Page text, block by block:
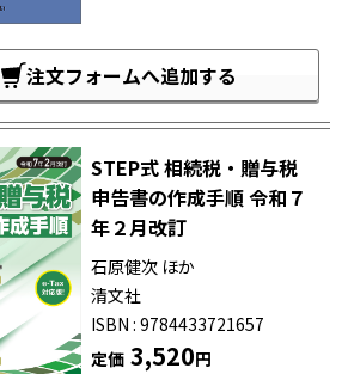
注文フォームへ追加する
STEP式 相続税・贈与税
申告書の作成手順 令和７
年２月改訂
石原健次 ほか
清文社
ISBN : 9784433721657
定価3,520円